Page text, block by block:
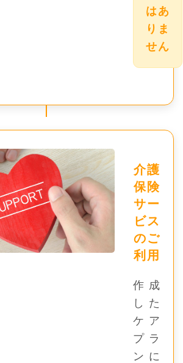
はあ
りま
せん
介護
保険
サー
ビス
のご
利用
作成
した
ケア
プラ
ンに